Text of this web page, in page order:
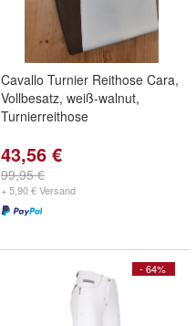
Cavallo Turnier Reithose Cara,
Vollbesatz, weiß-walnut,
Turnierreithose
43,56 €
99,95 €
+ 5,90 € Versand
- 64%